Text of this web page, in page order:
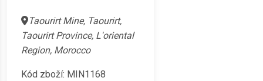
Taourirt Mine, Taourirt,
Taourirt Province, L'oriental
Region, Morocco
Kód zboží: MIN1168